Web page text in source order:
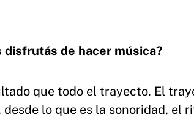
de hacer música?
que todo el trayecto. El
desde lo que es la sonoridad, el